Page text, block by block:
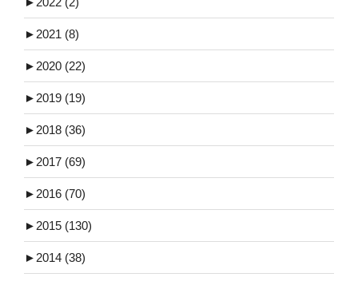
► 2021 (8)
► 2020 (22)
► 2019 (19)
► 2018 (36)
► 2017 (69)
► 2016 (70)
► 2015 (130)
► 2014 (38)